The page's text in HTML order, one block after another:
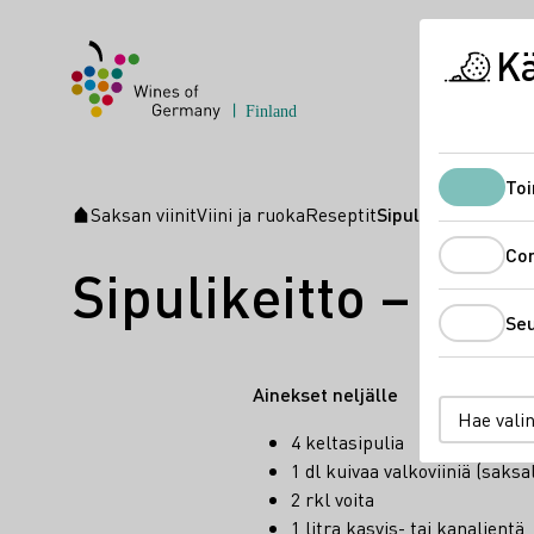
Aloitussivu
Saksan viinitViini ja ruokaReseptitSipulikeitto –
Sipulikeitto –
Ainekset neljälle
4 keltasipulia
1 dl kuivaa valkoviiniä
2 rkl voita
1 litra kasvis- tai kanalientä
Hae